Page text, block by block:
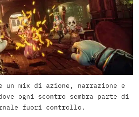
un mix di azione, narrazione e
ogni scontro sembra parte di
fuori controllo.